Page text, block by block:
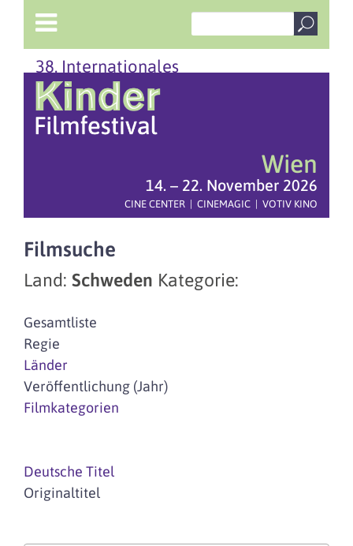
38. Internationales
Wien
14. – 22. November 2026
CINE CENTER | CINEMAGIC | VOTIV KINO
Filmsuche
Land: Schweden Kategorie:
Gesamtliste
Regie
Länder
Veröffentlichung (Jahr)
Filmkategorien
Deutsche Titel
Originaltitel